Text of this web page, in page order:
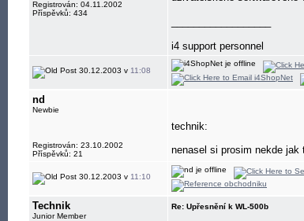
Registrován: 04.11.2002
Příspěvků: 434
i4 support personnel
30.12.2003 v 11:08
nd
Newbie
Registrován: 23.10.2002
Příspěvků: 21
technik:
nenasel si prosim nekde
30.12.2003 v 11:10
Technik
Junior Member
Re: Upřesnění k WL-500b